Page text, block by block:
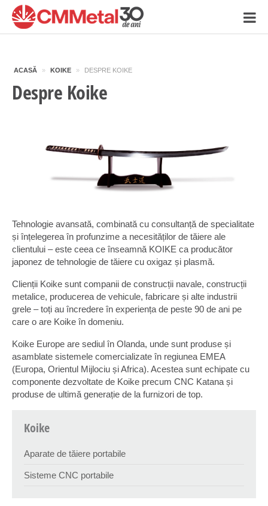
ACASĂ » KOIKE » DESPRE KOIKE
Despre Koike
Tehnologie avansată, combinată cu consultanță de specialitate
și înțelegerea în profunzime a necesităților de tăiere ale
clientului – este ceea ce înseamnă KOIKE ca producător
japonez de tehnologie de tăiere cu oxigaz și plasmă.
Clienții Koike sunt companii de construcții navale, construcții
metalice, producerea de vehicule, fabricare și alte industrii
grele – toți au încredere în experiența de peste 90 de ani pe
care o are Koike în domeniu.
Koike Europe are sediul în Olanda, unde sunt produse și
asamblate sistemele comercializate în regiunea EMEA
(Europa, Orientul Mijlociu și Africa). Acestea sunt echipate cu
componente dezvoltate de Koike precum CNC Katana și
produse de ultimă generație de la furnizori de top.
Koike
Aparate de tăiere portabile
Sisteme CNC portabile